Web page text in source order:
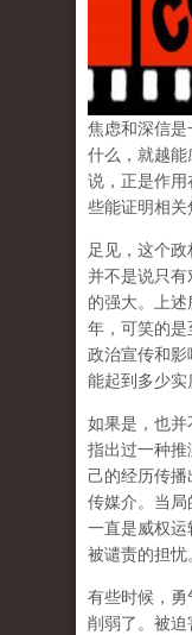
焦虑和深信
什么，就越
说，正是作
些能证明相关
足见，这个
并不是说只
的强大。上述
年，可笑的
政治宣传和
能起到多少实
如果是，也
指出过一种推
己的经历传
传媒介。当
一直是威权
被谴责的担忧
有些时候，
削弱了。被迫